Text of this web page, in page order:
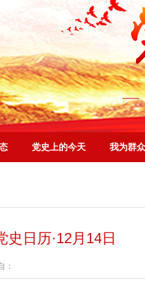
党史上的今天 我为群
日历·12月14日
：